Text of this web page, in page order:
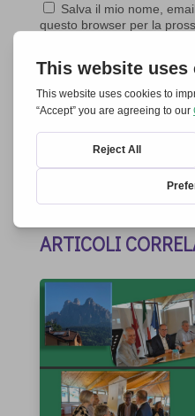
Salva il mio nome,
questo browser per la
ARTICOLI